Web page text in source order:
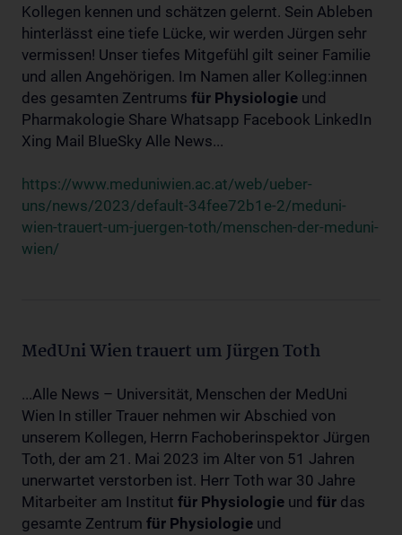
Kollegen kennen und schätzen gelernt. Sein Ableben
hinterlässt eine tiefe Lücke, wir werden Jürgen sehr
vermissen! Unser tiefes Mitgefühl gilt seiner Familie
und allen Angehörigen. Im Namen aller Kolleg:innen
des gesamten Zentrums für Physiologie und
Pharmakologie Share Whatsapp Facebook LinkedIn
Xing Mail BlueSky Alle News...
https://www.meduniwien.ac.at/web/ueber-
uns/news/2023/default-34fee72b1e-2/meduni-
wien-trauert-um-juergen-toth/menschen-der-meduni-
wien/
MedUni Wien trauert um Jürgen Toth
...Alle News – Universität, Menschen der MedUni
Wien In stiller Trauer nehmen wir Abschied von
unserem Kollegen, Herrn Fachoberinspektor Jürgen
Toth, der am 21. Mai 2023 im Alter von 51 Jahren
unerwartet verstorben ist. Herr Toth war 30 Jahre
Mitarbeiter am Institut für Physiologie und für das
gesamte Zentrum für Physiologie und